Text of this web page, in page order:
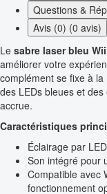
Questions &
Avis (0) (0 avis)
Le sabre laser bleu
améliorer votre
complément se fixe à
des LEDs bleues et
accrue.
Caractéristiques
Éclairage par
Son intégré pour
Compatible avec
fonctionnement